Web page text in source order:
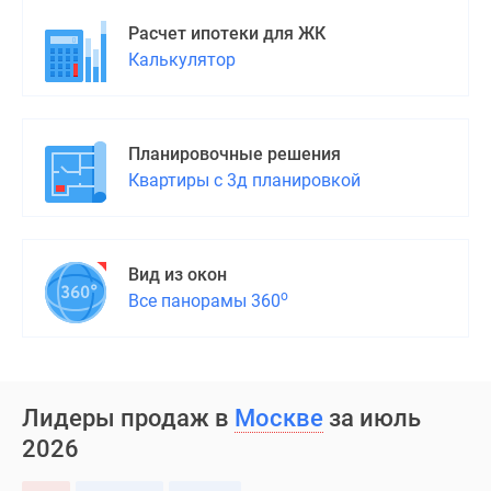
Расчет ипотеки для ЖК
Калькулятор
Планировочные решения
Квартиры с 3д планировкой
Вид из окон
Все панорамы 360о
Лидеры продаж в Москве за июль
2026